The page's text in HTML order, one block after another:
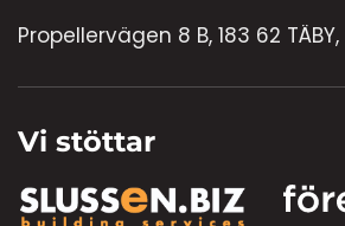
Propellervägen 8 B, 183 62
Vi stöttar